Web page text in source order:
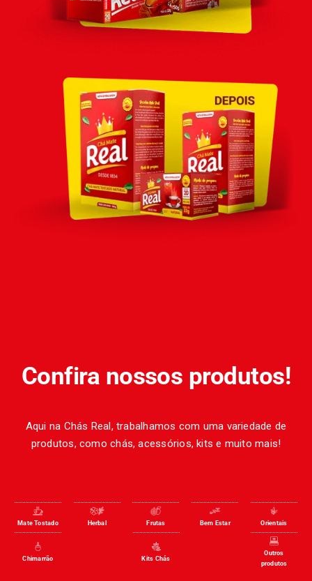
Confira nossos produtos!
Aqui na Chás Real, trabalhamos com uma variedade de
produtos, como chás, acessórios, kits e muito mais!
Mate Tostado Herbal Frutas Bem Estar Orientais
Chimarrão Kits Chás
Outros
produtos